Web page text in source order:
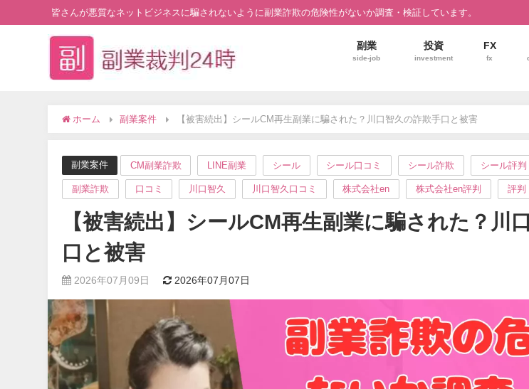
皆さんが悪質なネットビジネスに騙されないように副業詐欺の危険性がないか調査・検証しています。
副業
side-job
投資
investment
FX
fx
ホーム 副業案件 【被害続出】シールCM再生副業に騙された？川口智久の詐欺手口と被害
副業案件 CM副業詐欺 LINE副業 シール シール口コミ シール詐欺 シール評判
副業詐欺 口コミ 川口智久 川口智久口コミ 株式会社en 株式会社en評判 評判
【被害続出】シールCM再生副業に騙された？川
口と被害
2026年07月09日 2026年07月07日